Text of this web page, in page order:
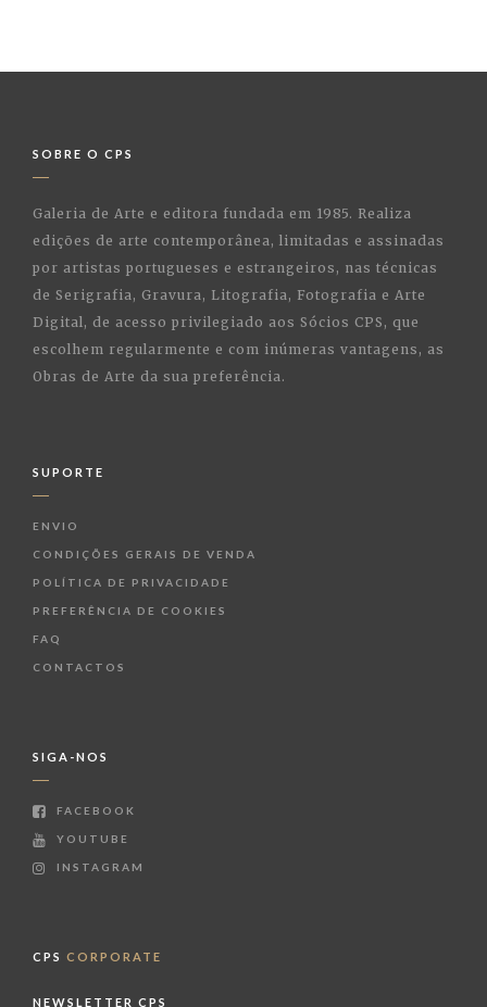
SOBRE O CPS
Galeria de Arte e editora fundada em 1985. Realiza
edições de arte contemporânea, limitadas e assinadas
por artistas portugueses e estrangeiros, nas técnicas
de Serigrafia, Gravura, Litografia, Fotografia e Arte
Digital, de acesso privilegiado aos Sócios CPS, que
escolhem regularmente e com inúmeras vantagens, as
Obras de Arte da sua preferência.
SUPORTE
ENVIO
CONDIÇÕES GERAIS DE VENDA
POLÍTICA DE PRIVACIDADE
PREFERÊNCIA DE COOKIES
FAQ
CONTACTOS
SIGA-NOS
FACEBOOK
YOUTUBE
INSTAGRAM
CPS CORPORATE
NEWSLETTER CPS